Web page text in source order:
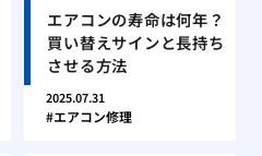
エアコンの寿命は何年？
買い替えサインと長持ち
させる方法
2025.07.31
エアコン修理